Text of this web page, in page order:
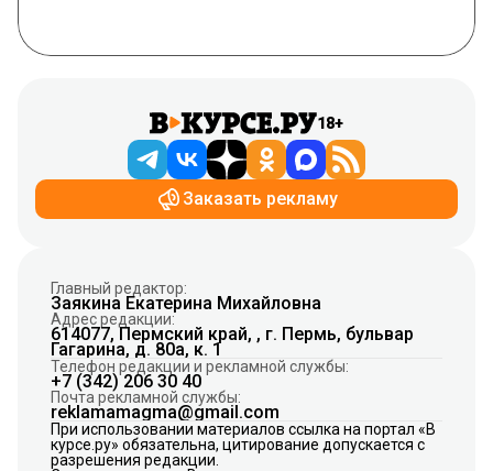
18+
Заказать рекламу
Главный редактор:
Заякина Екатерина Михайловна
Адрес редакции:
614077, Пермский край, , г. Пермь, бульвар
Гагарина, д. 80а, к. 1
Телефон редакции и рекламной службы:
+7 (342) 206 30 40
Почта рекламной службы:
reklamamagma@gmail.com
При использовании материалов ссылка на портал «В
курсе.ру» обязательна, цитирование допускается с
разрешения редакции.